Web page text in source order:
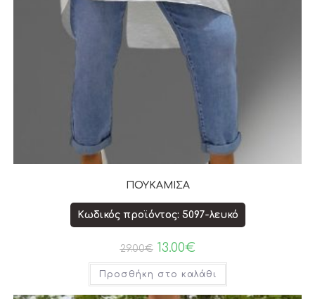
ΠΟΥΚΑΜΙΣΑ
Κωδικός προϊόντος: 5097-λευκό
29.00€ 13.00€
Προσθήκη στο καλάθι